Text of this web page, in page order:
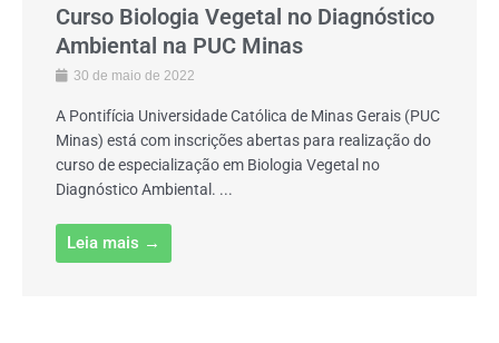
Curso Biologia Vegetal no Diagnóstico
Ambiental na PUC Minas
30 de maio de 2022
A Pontifícia Universidade Católica de Minas Gerais (PUC
Minas) está com inscrições abertas para realização do
curso de especialização em Biologia Vegetal no
Diagnóstico Ambiental. ...
Leia mais →